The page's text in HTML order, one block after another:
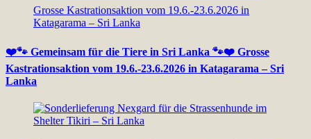
❤️🐾 Gemeinsam für die Tiere in Sri Lanka 🐾❤️ Grosse
Kastrationsaktion vom 19.6.-23.6.2026 in Katagarama – Sri
Lanka